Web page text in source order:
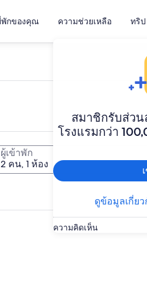
พักของคุณ ความช่วยเหลือ ทริป
สมาชิกรับส่วน
โรงแรมกว่า
ดูข้อมูลเกี่ยว
ความคิดเห็น
ผู้เข้าพัก
2 คน, 1 ห้อง